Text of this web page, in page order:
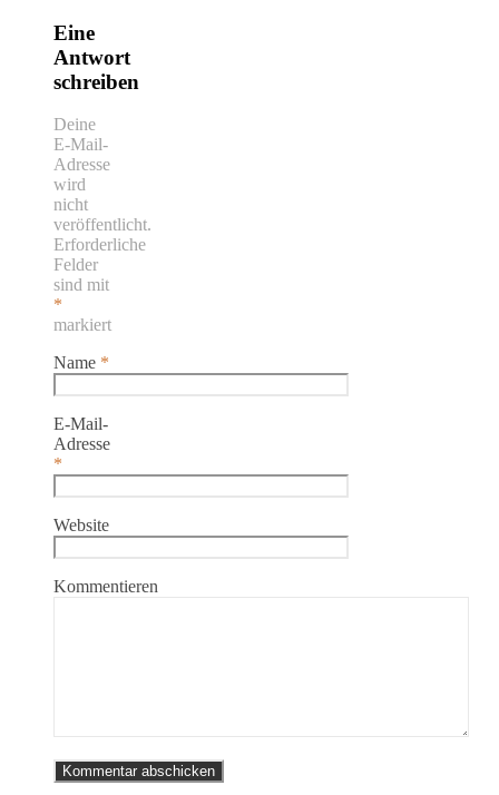
Eine
Antwort
schreiben
Deine
E-Mail-
Adresse
wird
nicht
veröffentlicht.
Erforderliche
Felder
sind mit
*
markiert
Name *
E-Mail-
Adresse
*
Website
Kommentieren